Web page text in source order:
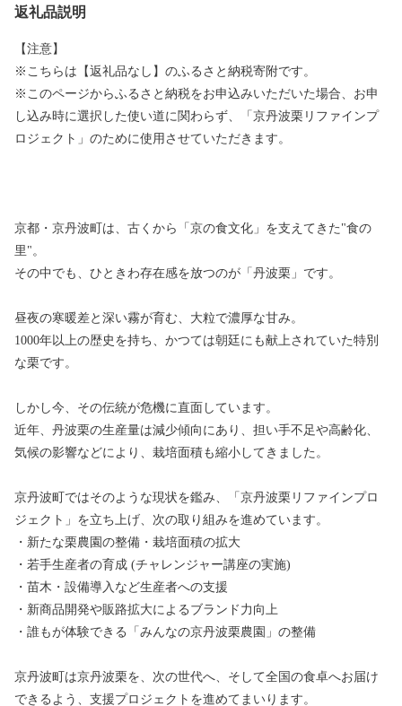
返礼品説明
【注意】
※こちらは【返礼品なし】のふるさと納税寄附です。
※このページからふるさと納税をお申込みいただいた場合、お申
し込み時に選択した使い道に関わらず、「京丹波栗リファインプ
ロジェクト」のために使用させていただきます。
京都・京丹波町は、古くから「京の食文化」を支えてきた"食の
里"。
その中でも、ひときわ存在感を放つのが「丹波栗」です。
昼夜の寒暖差と深い霧が育む、大粒で濃厚な甘み。
1000年以上の歴史を持ち、かつては朝廷にも献上されていた特別
な栗です。
しかし今、その伝統が危機に直面しています。
近年、丹波栗の生産量は減少傾向にあり、担い手不足や高齢化、
気候の影響などにより、栽培面積も縮小してきました。
京丹波町ではそのような現状を鑑み、「京丹波栗リファインプロ
ジェクト」を立ち上げ、次の取り組みを進めています。
・新たな栗農園の整備・栽培面積の拡大
・若手生産者の育成 (チャレンジャー講座の実施)
・苗木・設備導入など生産者への支援
・新商品開発や販路拡大によるブランド力向上
・誰もが体験できる「みんなの京丹波栗農園」の整備
京丹波町は京丹波栗を、次の世代へ、そして全国の食卓へお届け
できるよう、支援プロジェクトを進めてまいります。